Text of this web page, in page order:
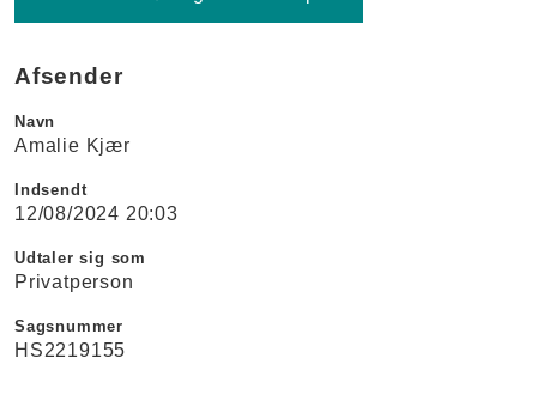
Afsender
Navn
Amalie Kjær
Indsendt
12/08/2024 20:03
Udtaler sig som
Privatperson
Sagsnummer
HS2219155